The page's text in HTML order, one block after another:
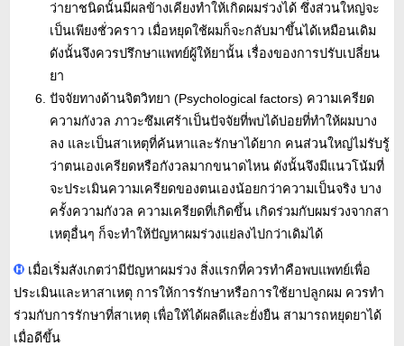
ว่ายาชนิดนั้นมีผลข้างเคียงทำให้เกิดผมร่วงได้ ซึ่งส่วนใหญ่จะ
เป็นเพียงชั่วคราว เมื่อหยุดใช้ผมก็จะกลับมาขึ้นได้เหมือนเดิม
ดังนั้นจึงควรปรึกษาแพทย์ผู้ให้ยานั้น เรื่องของการปรับเปลี่ยน
ยา
ปัจจัยทางด้านจิตวิทยา (Psychological factors) ความเครียด
ความกังวล ภาวะซึมเศร้าเป็นปัจจัยที่พบได้บ่อยที่ทำให้ผมบาง
ลง และเป็นสาเหตุที่ค้นหาและรักษาได้ยาก คนส่วนใหญ่ไม่รับรู้
ว่าตนเองเครียดหรือกังวลมากขนาดไหน ดังนั้นจึงมีแนวโน้มที่
จะประเมินความเครียดของตนเองน้อยกว่าความเป็นจริง บาง
ครั้งความกังวล ความเครียดที่เกิดขึ้น เกิดร่วมกับผมร่วงจากสา
เหตุอื่นๆ ก็จะทำให้ปัญหาผมร่วงแย่ลงไปกว่าเดิมได้
เมื่อเริ่มสังเกตว่ามีปัญหาผมร่วง สิ่งแรกที่ควรทำคือพบแพทย์เพื่อ
ประเมินและหาสาเหตุ การให้การรักษาหรือการใช้ยาปลูกผม ควรทำ
ร่วมกับการรักษาที่สาเหตุ เพื่อให้ได้ผลดีและยั่งยืน สามารถหยุดยาได้
เมื่อดีขึ้น